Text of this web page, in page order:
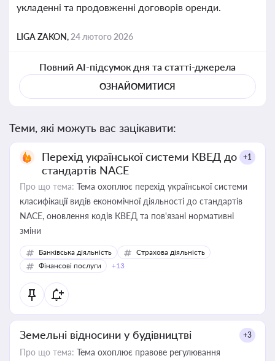
укладенні та продовженні договорів оренди.
LIGA ZAKON, 24 лютого 2026
Повний AI-підсумок дня та статті-джерела
ОЗНАЙОМИТИСЯ
Теми, які можуть вас зацікавити:
Перехід української системи КВЕД до
стандартів NACE
+1
Про що тема: Тема охоплює перехід української системи
класифікації видів економічної діяльності до стандартів
NACE, оновлення кодів КВЕД та пов'язані нормативні
зміни
Банківська діяльність
Страхова діяльність
Фінансові послуги
+13
Земельні відносини у будівництві +3
Про що тема: Тема охоплює правове регулювання